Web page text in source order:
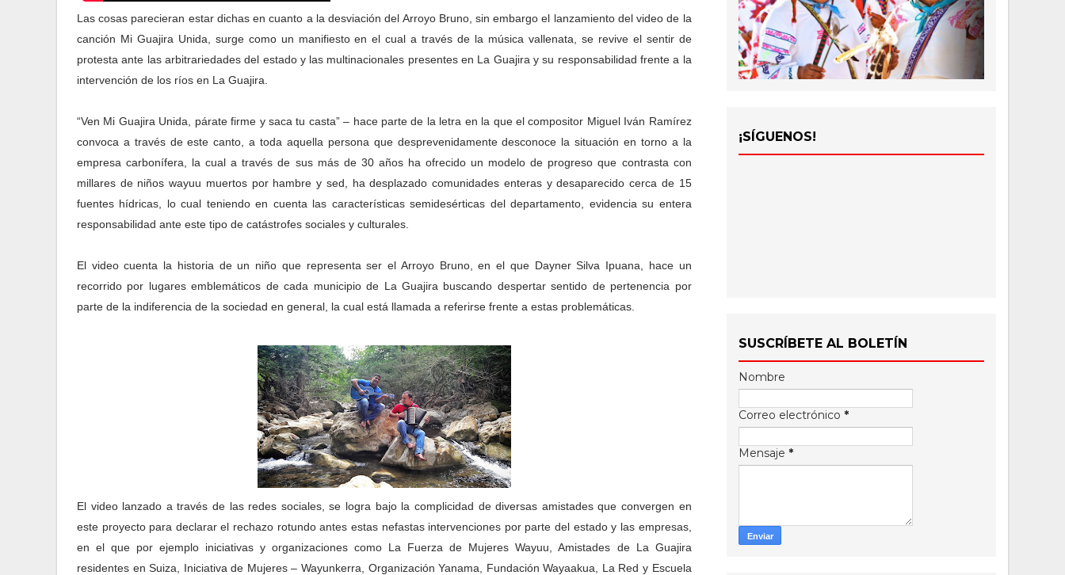
Las cosas parecieran estar dichas en cuanto a la desviación del Arroyo Bruno, sin embargo el lanzamiento del video de la
canción Mi Guajira Unida, surge como un manifiesto en el cual a través de la música vallenata, se revive el sentir de
protesta ante las arbitrariedades del estado y las multinacionales presentes en La Guajira y su responsabilidad frente a la
intervención de los ríos en La Guajira.
“Ven Mi Guajira Unida, párate firme y saca tu casta” – hace parte de la letra en la que el compositor Miguel Iván Ramírez
convoca a través de este canto, a toda aquella persona que desprevenidamente desconoce la situación en torno a la
empresa carbonífera, la cual a través de sus más de 30 años ha ofrecido un modelo de progreso que contrasta con
millares de niños wayuu muertos por hambre y sed, ha desplazado comunidades enteras y desaparecido cerca de 15
fuentes hídricas, lo cual teniendo en cuenta las características semidesérticas del departamento, evidencia su entera
responsabilidad ante este tipo de catástrofes sociales y culturales.
El video cuenta la historia de un niño que representa ser el Arroyo Bruno, en el que Dayner Silva Ipuana, hace un
recorrido por lugares emblemáticos de cada municipio de La Guajira buscando despertar sentido de pertenencia por
parte de la indiferencia de la sociedad en general, la cual está llamada a referirse frente a estas problemáticas.
El video lanzado a través de las redes sociales, se logra bajo la complicidad de diversas amistades que convergen en
este proyecto para declarar el rechazo rotundo antes estas nefastas intervenciones por parte del estado y las empresas,
en el que por ejemplo iniciativas y organizaciones como La Fuerza de Mujeres Wayuu, Amistades de La Guajira
residentes en Suiza, Iniciativa de Mujeres – Wayunkerra, Organización Yanama, Fundación Wayaakua, La Red y Escuela
¡SÍGUENOS!
SUSCRÍBETE AL BOLETÍN
Nombre
Correo electrónico *
Mensaje *